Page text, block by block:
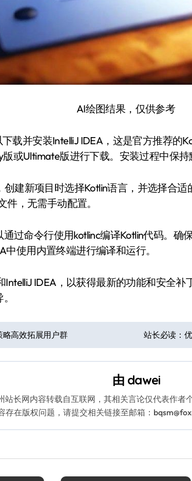
AI绘图结果，仅供参考
载并安装IntelliJ IDEA，这是官方推荐的
或Ultimate版进行下载。安装过程中保持
创建新项目时选择Kotlin语言，并选择合
件，无需手动配置。
过命令行使用kotlinc编译Kotlin代码。确
中使用内置终端进行编译和运行。
IntelliJ IDEA，以获得最新的功能和安全
高效拓展用户群 站长必读：
由 dawei
站长网内容转载自互联网，其相关言论仅代表作者
存在版权问题，请提交相关链接至邮箱：